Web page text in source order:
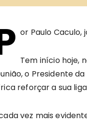
or Paulo Caculo,
Tem início hoje,
o Presidente
reforçar a sua
vez mais